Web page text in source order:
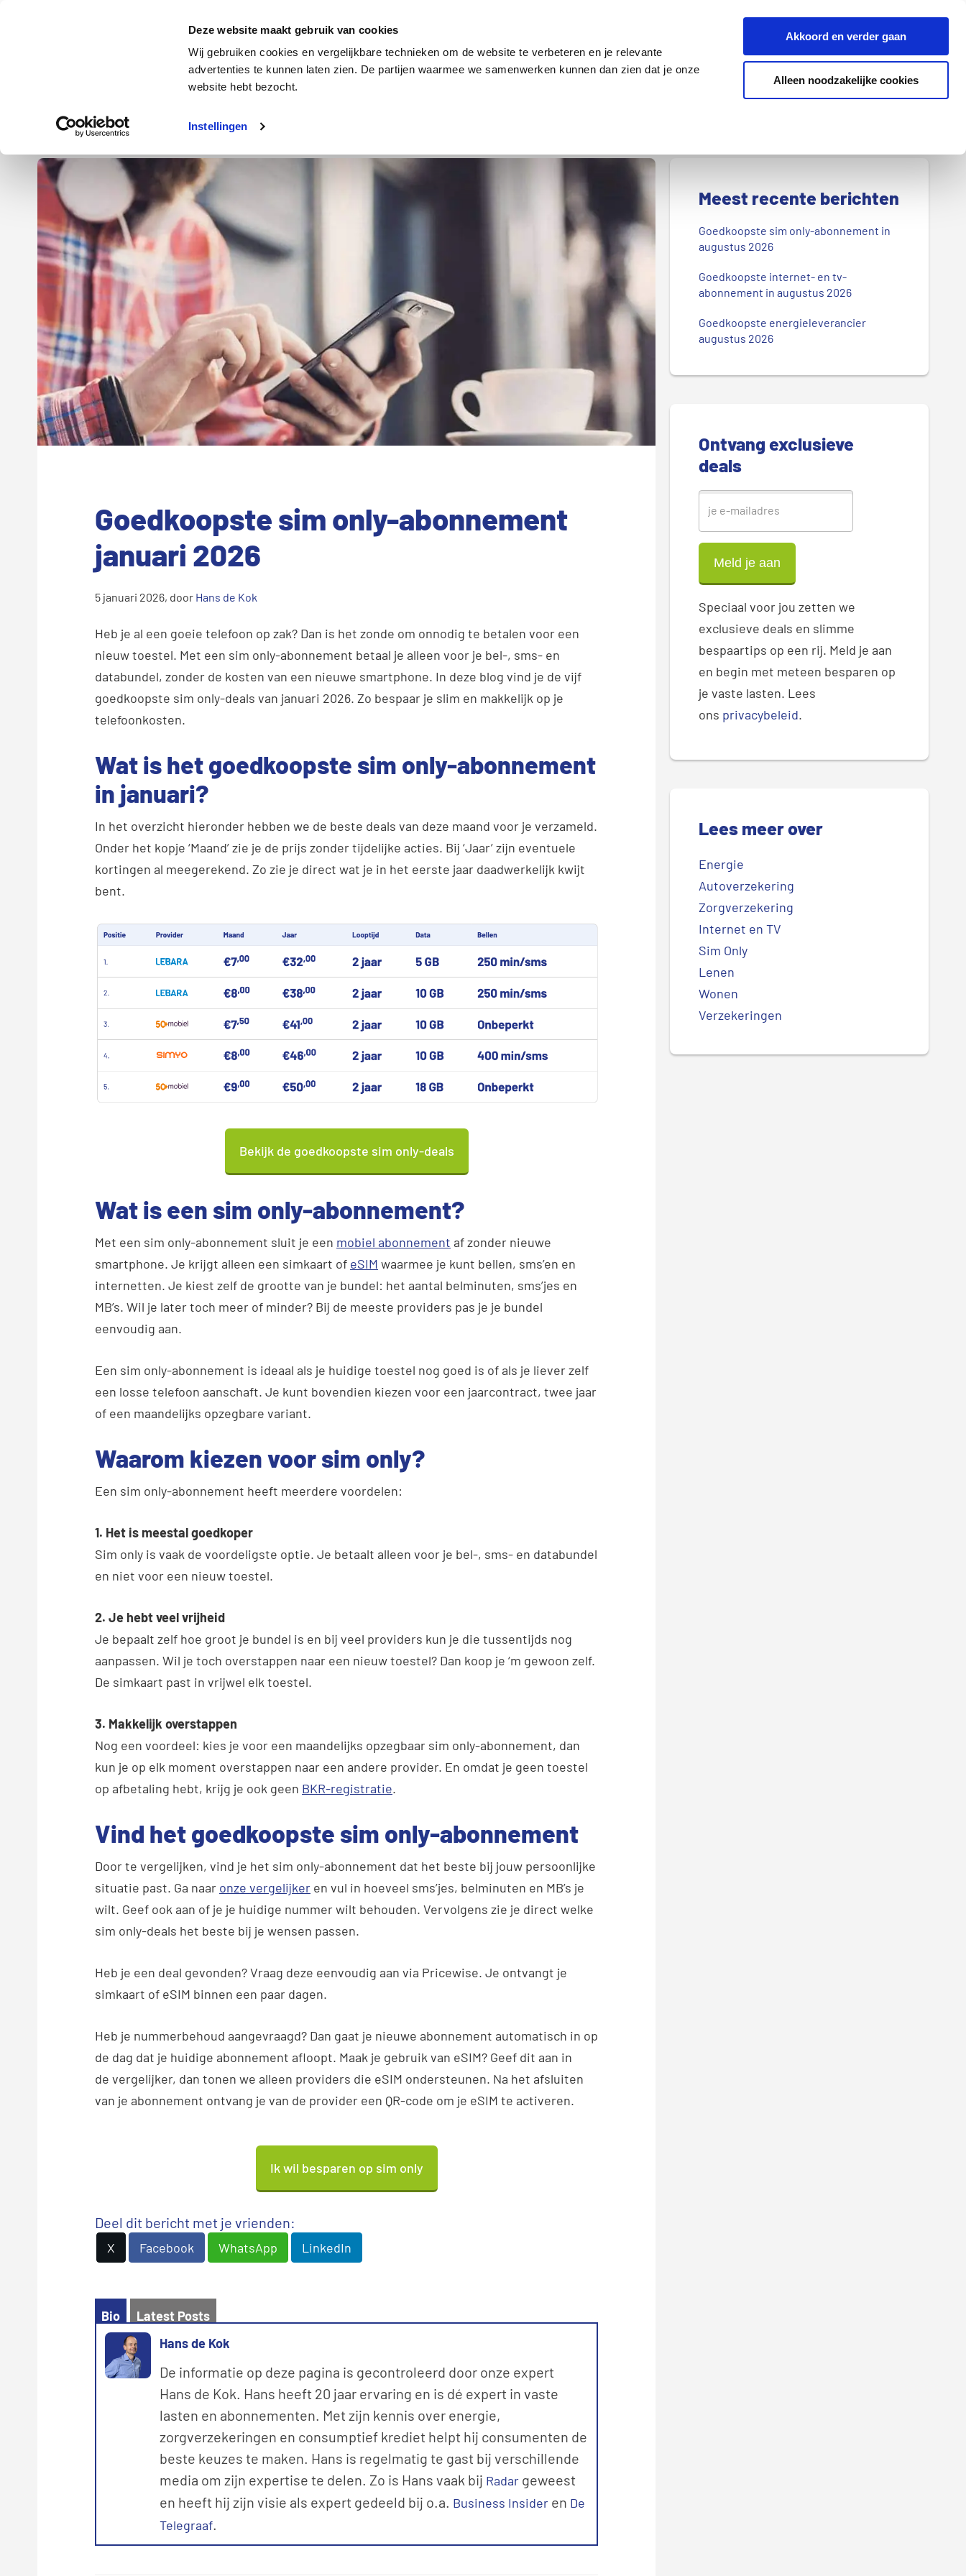
Deze website maakt gebruik van cookies
Wij gebruiken cookies en vergelijkbare technieken om de website te verbeteren en je relevante
advertenties te kunnen laten zien. De partijen waarmee we samenwerken kunnen dan zien dat je onze
website hebt bezocht.
Instellingen
Akkoord en verder gaan
Alleen noodzakelijke cookies
Energie Verzekeringen Internet en tv
Z
e
k
d
n
b
o
g
.
.
Energie Autoverzekering
Goedkoopste sim only-abonnement
januari 2026
5 januari 2026, door Hans de Kok
Heb je al een goeie telefoon op zak? Dan is het zonde om onnodig te betalen voor een
nieuw toestel. Met een sim only-abonnement betaal je alleen voor je bel-, sms- en
databundel, zonder de kosten van een nieuwe smartphone. In deze blog vind je de vijf
goedkoopste sim only-deals van januari 2026. Zo bespaar je slim en makkelijk op je
telefoonkosten.
Wat is het goedkoopste sim only-abonnement
in januari?
In het overzicht hieronder hebben we de beste deals van deze maand voor je verzameld.
Onder het kopje ‘Maand’zie je de prijs zonder tijdelijke acties. Bij ‘Jaar’ zijn eventuele
kortingen al meegerekend. Zo zie je direct wat je in het eerste jaar daadwerkelijk kwijt
bent.
Bekijk de goedkoopste sim only-deals
Wat is een sim only-abonnement?
Met een sim only-abonnement sluit je een mobiel abonnement af zonder nieuwe
smartphone. Je krijgt alleen een simkaart of eSIM waarmee je kunt bellen, sms’en en
internetten. Je kiest zelf de grootte van je bundel: het aantal belminuten, sms’jes en
MB’s. Wil je later toch meer of minder? Bij de meeste providers pas je je bundel
eenvoudig aan.
Een sim only-abonnement is ideaal als je huidige toestel nog goed is of als je liever zelf
een losse telefoon aanschaft. Je kunt bovendien kiezen voor een jaarcontract, twee jaar
of een maandelijks opzegbare variant.
Waarom kiezen voor sim only?
Een sim only-abonnement heeft meerdere voordelen:
1. Het is meestal goedkoper
Sim only is vaak de voordeligste optie. Je betaalt alleen voor je bel-, sms- en databundel
en niet voor een nieuw toestel.
2. Je hebt veel vrijheid
Je bepaalt zelf hoe groot je bundel is en bij veel providers kun je die tussentijds nog
aanpassen. Wil je toch overstappen naar een nieuw toestel? Dan koop je ‘m gewoon zelf.
De simkaart past in vrijwel elk toestel.
3. Makkelijk overstappen
Nog een voordeel: kies je voor een maandelijks opzegbaar sim only-abonnement, dan
kun je op elk moment overstappen naar een andere provider. En omdat je geen toestel
op afbetaling hebt, krijg je ook geen BKR-registratie.
Vind het goedkoopste sim only-abonnement
Door te vergelijken, vind je het sim only-abonnement dat het beste bij jouw persoonlijke
situatie past. Ga naar onze vergelijker en vul in hoeveel sms’jes, belminuten en MB’s je
wilt. Geef ook aan of je je huidige nummer wilt behouden. Vervolgens zie je direct welke
sim only-deals het beste bij je wensen passen.
Heb je een deal gevonden? Vraag deze eenvoudig aan via Pricewise. Je ontvangt je
simkaart of eSIM binnen een paar dagen.
Heb je nummerbehoud aangevraagd? Dan gaat je nieuwe abonnement automatisch in op
de dag dat je huidige abonnement afloopt. Maak je gebruik van eSIM? Geef dit aan in
de vergelijker, dan tonen we alleen providers die eSIM ondersteunen. Na het afsluiten
van je abonnement ontvang je van de provider een QR-code om je eSIM te activeren.
Ik wil besparen op sim only
Deel dit bericht met je vrienden:
X Facebook WhatsApp LinkedIn
Bio
Latest Posts
Hans de Kok
De informatie op deze pagina is gecontroleerd door onze expert
Hans de Kok. Hans heeft 20 jaar ervaring en is dé expert in vaste
lasten en abonnementen. Met zijn kennis over energie,
zorgverzekeringen en consumptief krediet helpt hij consumenten de
beste keuzes te maken. Hans is regelmatig te gast bij verschillende
media om zijn expertise te delen. Zo is Hans vaak bij Radar geweest
en heeft hij zijn visie als expert gedeeld bij o.a. Business Insider en De
Telegraaf.
P
e
Meest recente berichten
Goedkoopste sim only-abonnement in
augustus 2026
Goedkoopste internet- en tv-
abonnement in augustus 2026
Goedkoopste energieleverancier
augustus 2026
Ontvang exclusieve
deals
Speciaal voor jou zetten we
exclusieve deals en slimme
bespaartips op een rij. Meld je aan
en begin met meteen besparen op
je vaste lasten. Lees
ons privacybeleid.
Lees meer over
Energie
Autoverzekering
Zorgverzekering
Internet en TV
Sim Only
Lenen
Wonen
Verzekeringen